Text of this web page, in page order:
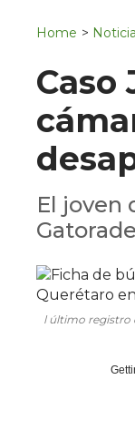
Home >
Caso
El joven
l último registro